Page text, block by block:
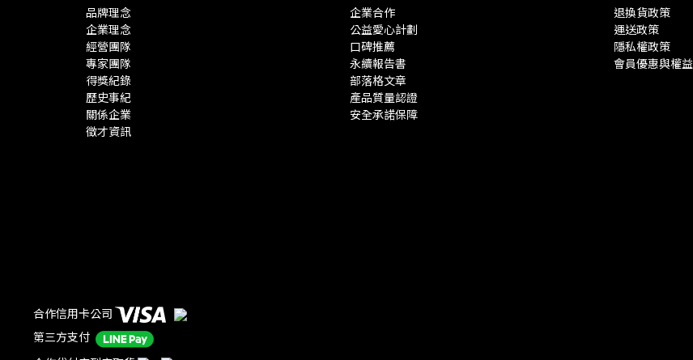
品牌理念
企業理念
經營團隊
專家團隊
得獎紀錄
歷史事紀
關係企業
徵才資訊
企業合作
公益愛心計劃
口碑推薦
永續報告書
部落格文章
產品質量認證
安全承諾保障
退換貨政策
運送政策
隱私權政策
會員優惠與權益
合作信用卡公司
第三方支付